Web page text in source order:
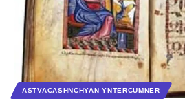
ASTVACASHNCHYAN YNTERCUMNER